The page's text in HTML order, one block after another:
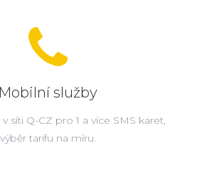
Mobilní služby
síti Q-CZ pro 1 a více SMS karet,
výběr tarifu na míru.